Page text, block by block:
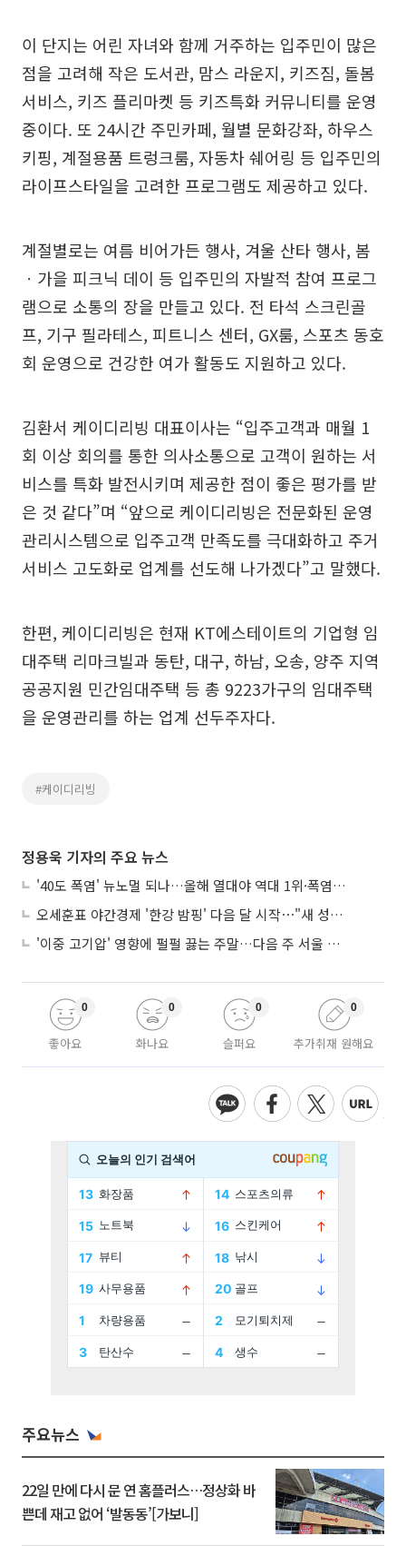
이 단지는 어린 자녀와 함께 거주하는 입주민이 많은
점을 고려해 작은 도서관, 맘스 라운지, 키즈짐, 돌봄
서비스, 키즈 플리마켓 등 키즈특화 커뮤니티를 운영
중이다. 또 24시간 주민카페, 월별 문화강좌, 하우스
키핑, 계절용품 트렁크룸, 자동차 쉐어링 등 입주민의
라이프스타일을 고려한 프로그램도 제공하고 있다.
계절별로는 여름 비어가든 행사, 겨울 산타 행사, 봄
ㆍ가을 피크닉 데이 등 입주민의 자발적 참여 프로그
램으로 소통의 장을 만들고 있다. 전 타석 스크린골
프, 기구 필라테스, 피트니스 센터, GX룸, 스포츠 동호
회 운영으로 건강한 여가 활동도 지원하고 있다.
김환서 케이디리빙 대표이사는 “입주고객과 매월 1
회 이상 회의를 통한 의사소통으로 고객이 원하는 서
비스를 특화 발전시키며 제공한 점이 좋은 평가를 받
은 것 같다”며 “앞으로 케이디리빙은 전문화된 운영
관리시스템으로 입주고객 만족도를 극대화하고 주거
서비스 고도화로 업계를 선도해 나가겠다”고 말했다.
한편, 케이디리빙은 현재 KT에스테이트의 기업형 임
대주택 리마크빌과 동탄, 대구, 하남, 오송, 양주 지역
공공지원 민간임대주택 등 총 9223가구의 임대주택
을 운영관리를 하는 업계 선두주자다.
#케이디리빙
정용욱 기자의 주요 뉴스
'40도 폭염' 뉴노멀 되나…올해 열대야 역대 1위·폭염일수 평년 3배 넘어
오세훈표 야간경제 '한강 밤핑' 다음 달 시작⋯"새 성장동력 만들 것"
'이중 고기압' 영향에 펄펄 끓는 주말…다음 주 서울 포함 서쪽이 더 덥다
좋아요
0
화나요
0
슬퍼요
0
추가취재 원해요
0
주요뉴스
22일 만에 다시 문 연 홈플러스…정상화 바
쁜데 재고 없어 ‘발동동’[가보니]